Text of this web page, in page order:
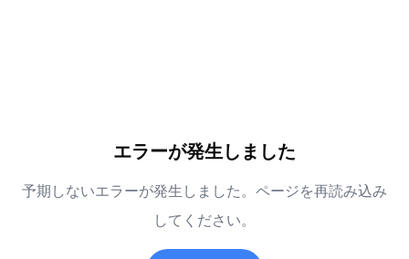
エラーが発生しました
予期しないエラーが発生しました。ページを再読み込み
してください。